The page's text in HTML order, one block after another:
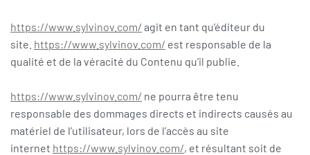
https://www.sylvinov.com/ agit en tant qu’éditeur du
site. https://www.sylvinov.com/ est responsable de la
qualité et de la véracité du Contenu qu’il publie.
https://www.sylvinov.com/ ne pourra être tenu
responsable des dommages directs et indirects causés au
matériel de l’utilisateur, lors de l’accès au site
internet https://www.sylvinov.com/, et résultant soit de